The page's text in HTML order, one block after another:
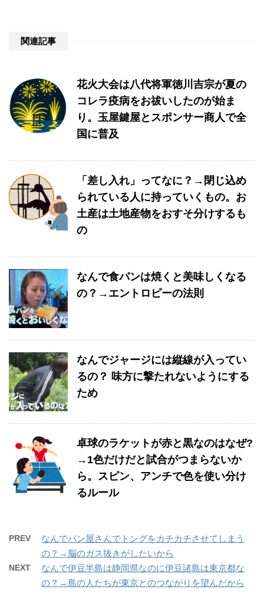
関連記事
花火大会は八代将軍徳川吉宗が夏の
コレラ疫病をお祓いしたのが始ま
り。玉屋鍵屋とスポンサー商人で全
国に普及
「差し入れ」ってなに？→閉じ込め
られている人に持っていくもの。お
土産は土地産物をおすそ分けするも
の
なんで食パンは焼くと美味しくなる
の？→エントロピーの法則
なんでジャージには縦線が入ってい
るの？ 味方に撃たれないようにする
ため
卓球のラケットが赤と黒なのはなぜ?
→1色だけだと試合がつまらないか
ら。スピン、アンチで色を使い分け
るルール
PREV
なんでパン屋さんでトングをカチカチさせてしまう
の？→脳のガス抜きがしたいから
NEXT
なんで伊豆半島は静岡県なのに伊豆諸島は東京都な
の？→島の人たちが東京とのつながりを望んだから